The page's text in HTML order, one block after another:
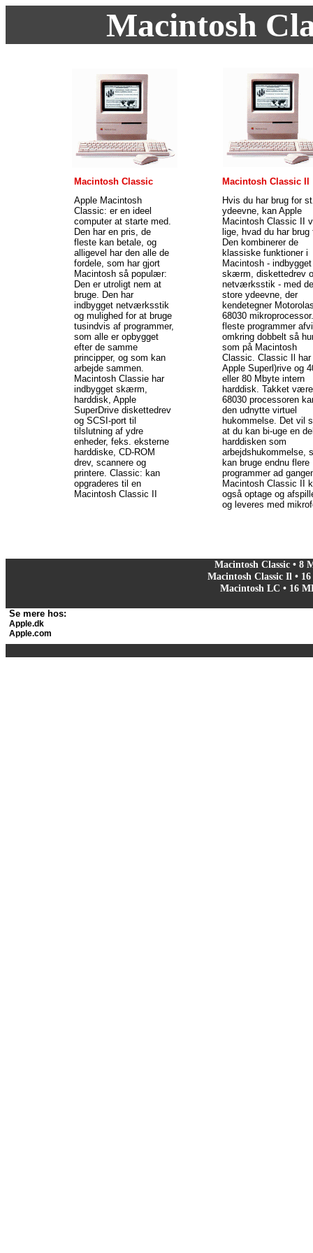
Macintosh
Macintosh Classic
Apple Macintosh
Classic: er en ideel
computer at starte med.
Den har en pris, de
fleste kan betale, og
alligevel har den alle de
fordele, som har gjort
Macintosh så populær:
Den er utroligt nem at
bruge. Den har
indbygget netværksstik
og mulighed for at bruge
tusindvis af programmer,
som alle er opbygget
efter de samme
principper, og som kan
arbejde sammen.
Macintosh Classie har
indbygget skærm,
harddisk, Apple
SuperDrive diskettedrev
og SCSI-port til
tilslutning af ydre
enheder, feks. eksterne
harddiske, CD-ROM
drev, scannere og
printere. Classic: kan
opgraderes til en
Macintosh Classic II
Macintosh Classic Il
Hvis du har brug for
ydeevne, kan Apple
Macintosh Classic II
lige, hvad du har brug
Den kombinerer de
klassiske funktioner i
Macintosh - indbygget
skærm, diskettedrev
netværksstik - med
store ydeevne, der
kendetegner
68030
fleste programmer
omkring dobbelt så
som på Macintosh
Classic. Classic Il har
Apple Superl)rive og
eller 80 Mbyte intern
harddisk. Takket være
68030 processoren
den udnytte virtuel
hukommelse. Det vil
at du kan bi-uge en
harddisken som
arbejdshukommelse,
kan bruge endnu flere
programmer ad
Macintosh Classic II
også optage og
og leveres med
Macintosh Classic • 8
Macintosh Classic Il •
Macintosh LC • 16
Se mere hos:
Apple.dk
Apple.com